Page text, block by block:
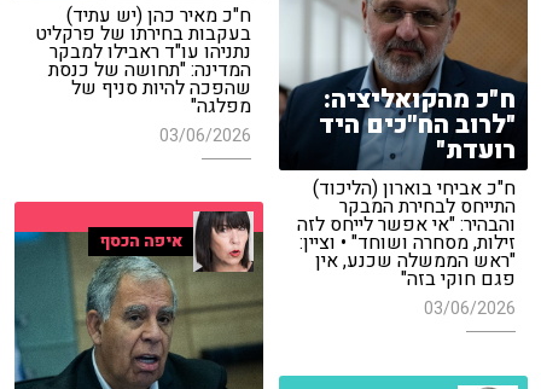
ח"כ מאיר כהן (יש עתיד)
בעקבות בחירתו של פרקליט
נתניהו עו"ד ראבילו למבקר
המדינה: "תחושה של כנסת
שהפכה להיות סניף של
מפלגה"
03/06/2026
ח"כ מהקואליציה:
"לרוב הח''כים היד
רועדת"
ח"כ אביחי בוארון (הליכוד)
התייחס לבחירת המבקר
והבהיר: "אי אפשר לייחס לזה
זילות, מסחרה ושוחד" • וציין:
"ראש הממשלה שכנע, אין
פגם חוקי בזה"
03/06/2026
איפה הכסף